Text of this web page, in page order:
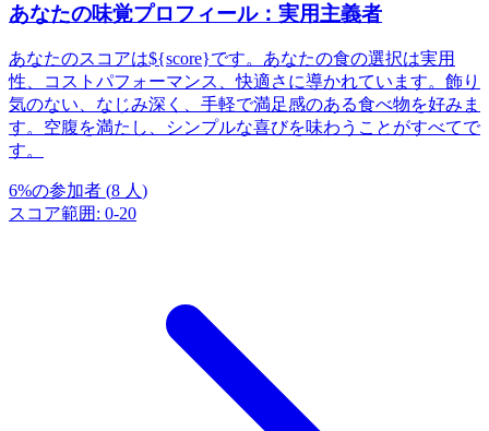
あなたの味覚プロフィール：実用主義者
あなたのスコアは${score}です。あなたの食の選択は実用
性、コストパフォーマンス、快適さに導かれています。飾り
気のない、なじみ深く、手軽で満足感のある食べ物を好みま
す。空腹を満たし、シンプルな喜びを味わうことがすべてで
す。
6%の参加者 (8 人 )
スコア範囲 : 0-20